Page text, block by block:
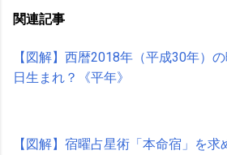
関連記事
【図解】西暦2018年（平成30年）
日生まれ？《平年》
【図解】宿曜占星術「本命宿」を